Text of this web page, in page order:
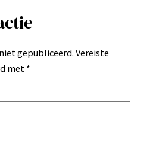
gepubliceerd. Vereiste
met *